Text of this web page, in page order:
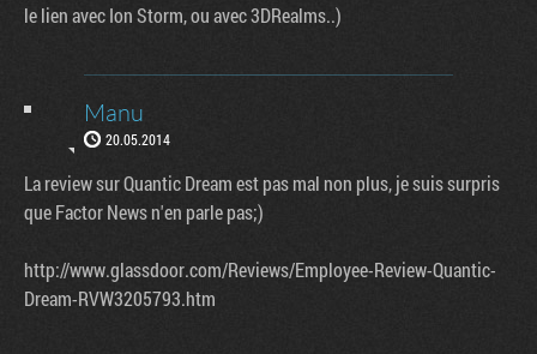
le lien avec Ion Storm, ou avec 3DRealms..)
Manu
20.05.2014
La review sur Quantic Dream est pas mal non plus, je suis surpris
que Factor News n'en parle pas;)
http://www.glassdoor.com/Reviews/Employee-Review-Quantic-
Dream-RVW3205793.htm